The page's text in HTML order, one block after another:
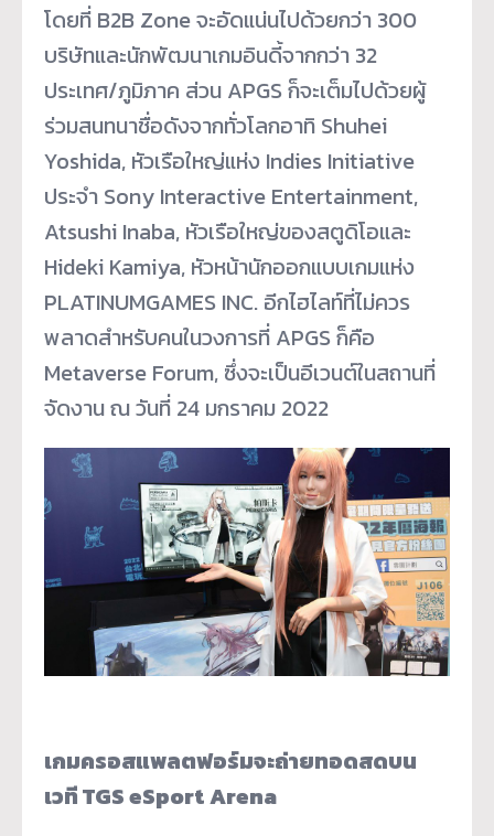
โดยที่ B2B Zone จะอัดแน่นไปด้วยกว่า 300
บริษัทและนักพัฒนาเกมอินดี้จากกว่า 32
ประเทศ/ภูมิภาค ส่วน APGS ก็จะเต็มไปด้วยผู้
ร่วมสนทนาชื่อดังจากทั่วโลกอาทิ Shuhei
Yoshida, หัวเรือใหญ่แห่ง Indies Initiative
ประจำ Sony Interactive Entertainment,
Atsushi Inaba, หัวเรือใหญ่ของสตูดิโอและ
Hideki Kamiya, หัวหน้านักออกแบบเกมแห่ง
PLATINUMGAMES INC. อีกไฮไลท์ที่ไม่ควร
พลาดสำหรับคนในวงการที่ APGS ก็คือ
Metaverse Forum, ซึ่งจะเป็นอีเวนต์ในสถานที่
จัดงาน ณ วันที่ 24 มกราคม 2022
เกมครอสแพลตฟอร์มจะถ่ายทอดสดบน
เวที TGS eSport Arena